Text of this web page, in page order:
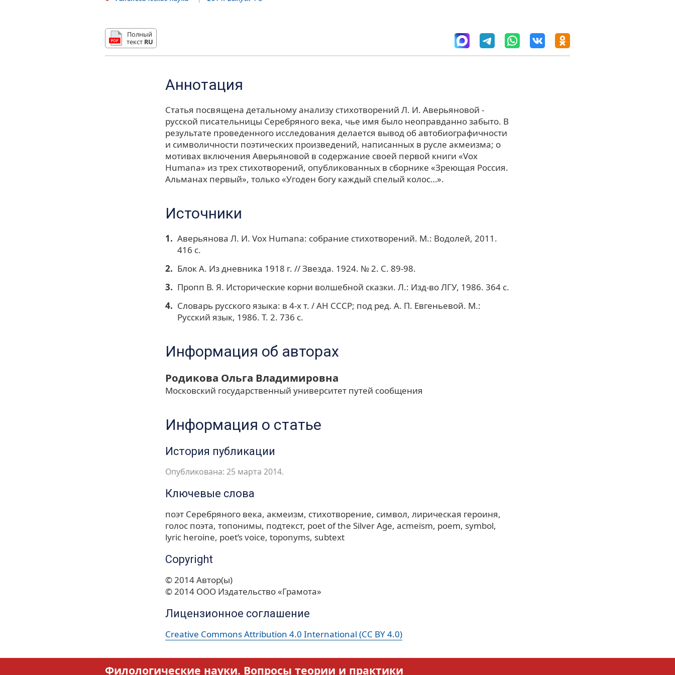
Полный
текст RU
Аннотация
Статья посвящена детальному анализу стихотворений Л. И. Аверьяновой -
русской писательницы Серебряного века, чье имя было неоправданно забыто. В
результате проведенного исследования делается вывод об автобиографичности
и символичности поэтических произведений, написанных в русле акмеизма; о
мотивах включения Аверьяновой в содержание своей первой книги «Vox
Humana» из трех стихотворений, опубликованных в сборнике «Зреющая Россия.
Альманах первый», только «Угоден богу каждый спелый колос…».
Источники
Аверьянова Л. И. Vox Humana: собрание стихотворений. М.: Водолей, 2011.
416 с.
Блок А. Из дневника 1918 г. // Звезда. 1924. № 2. С. 89-98.
Пропп В. Я. Исторические корни волшебной сказки. Л.: Изд-во ЛГУ, 1986. 364 с.
Словарь русского языка: в 4-х т. / АН СССР; под ред. А. П. Евгеньевой. М.:
Русский язык, 1986. Т. 2. 736 с.
Информация об авторах
Родикова Ольга Владимировна
Московский государственный университет путей сообщения
Информация о статье
История публикации
Опубликована: 25 марта 2014.
Ключевые слова
поэт Серебряного века акмеизм стихотворение символ лирическая героиня
голос поэта топонимы подтекст poet of the Silver Age acmeism poem symbol
lyric heroine poet’s voice toponyms subtext
Copyright
© 2014 Автор(ы)
© 2014 ООО Издательство «Грамота»
Лицензионное соглашение
Creative Commons Attribution 4.0 International (CC BY 4.0)
Филологические науки. Вопросы теории и практики